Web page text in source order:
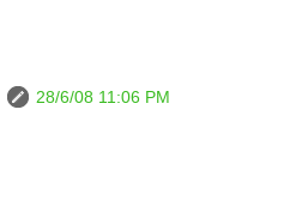
28/6/08 11:06 PM